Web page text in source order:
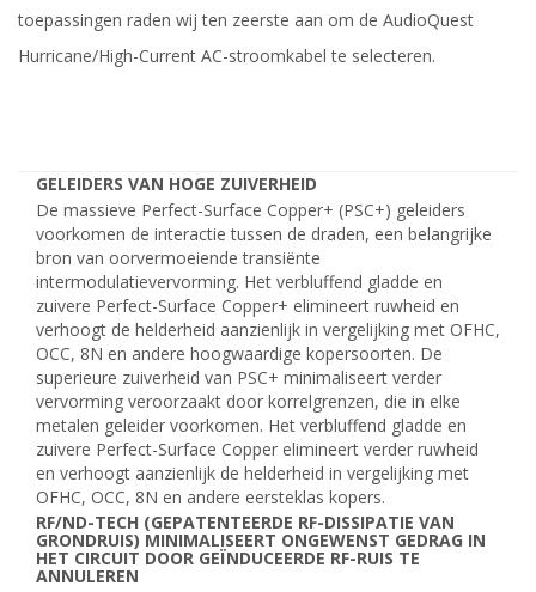
toepassingen raden wij ten zeerste aan om de AudioQuest
Hurricane/High-Current AC-stroomkabel te selecteren.
GELEIDERS VAN HOGE ZUIVERHEID
De massieve Perfect-Surface Copper+ (PSC+) geleiders
voorkomen de interactie tussen de draden, een belangrijke
bron van oorvermoeiende transiënte
intermodulatievervorming. Het verbluffend gladde en
zuivere Perfect-Surface Copper+ elimineert ruwheid en
verhoogt de helderheid aanzienlijk in vergelijking met OFHC,
OCC, 8N en andere hoogwaardige kopersoorten. De
superieure zuiverheid van PSC+ minimaliseert verder
vervorming veroorzaakt door korrelgrenzen, die in elke
metalen geleider voorkomen. Het verbluffend gladde en
zuivere Perfect-Surface Copper elimineert verder ruwheid
en verhoogt aanzienlijk de helderheid in vergelijking met
OFHC, OCC, 8N en andere eersteklas kopers.
RF/ND-TECH (GEPATENTEERDE RF-DISSIPATIE VAN
GRONDRUIS) MINIMALISEERT ONGEWENST GEDRAG IN
HET CIRCUIT DOOR GEÏNDUCEERDE RF-RUIS TE
ANNULEREN